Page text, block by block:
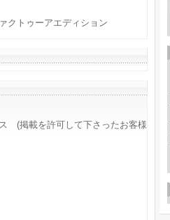
クトゥーアエディション
(掲載を許可して下さったお客様